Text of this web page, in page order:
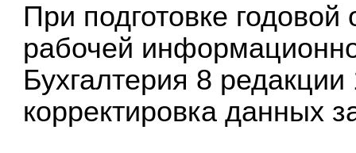
При подготовке годовой
рабочей
Бухгалтерия 8 редакции
корректировка данных